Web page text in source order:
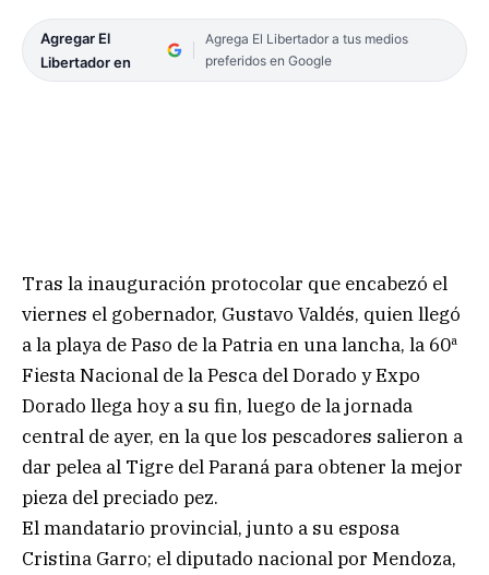
Agregar El
Libertador en
Agrega El Libertador a tus medios
preferidos en Google
Tras la inauguración protocolar que encabezó el
viernes el gobernador, Gustavo Valdés, quien llegó
a la playa de Paso de la Patria en una lancha, la 60ª
Fiesta Nacional de la Pesca del Dorado y Expo
Dorado llega hoy a su fin, luego de la jornada
central de ayer, en la que los pescadores salieron a
dar pelea al Tigre del Paraná para obtener la mejor
pieza del preciado pez.
El mandatario provincial, junto a su esposa
Cristina Garro; el diputado nacional por Mendoza,